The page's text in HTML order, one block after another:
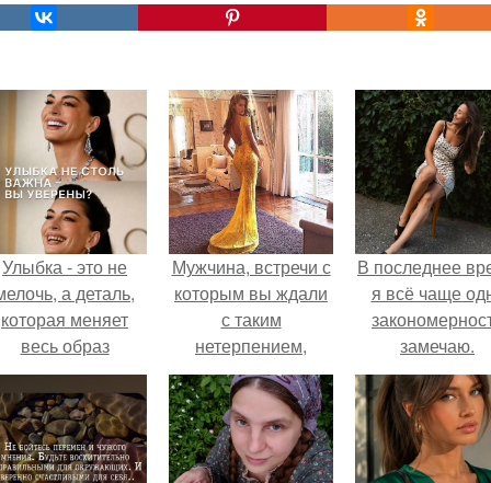
Улыбка - это не
а деталь,
которая меняет
весь образ
человека.
Мужчина, встречи с
которым вы ждали
с таким
нетерпением,
пригласил вас на
свидание.
В последнее
я всё чаще
замечаю.